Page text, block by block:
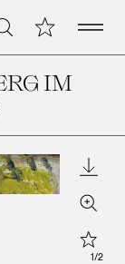
Meine Open
IM
Zoom
Star
1/2